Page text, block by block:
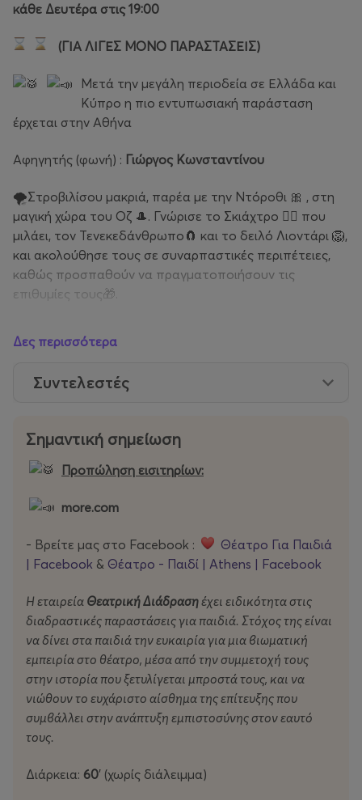
κάθε Δευτέρα στις 19:00
(ΓΙΑ ΛΙΓΕΣ ΜΟΝΟ ΠΑΡΑΣΤΑΣΕΙΣ)
Μετά την μεγάλη περιοδεία σε Ελλάδα και
Κύπρο η πιο εντυπωσιακή παράσταση
έρχεται στην Αθήνα
Αφηγητής (φωνή) : Γιώργος Κωνσταντίνου
🌪️Στροβιλίσου μακριά, παρέα µε την Ντόροθι 🎀 , στη
µαγική χώρα του Οζ 🎩. Γνώρισε το Σκιάχτρο 🧙‍♀️ που
µιλάει, τον Τενεκεδάνθρωπο🧲 και το δειλό Λιοντάρι 🦁,
και ακολούθησε τους σε συναρπαστικές περιπέτειες,
καθώς προσπαθούν να πραγματοποιήσουν τις
επιθυμίες τους🎁.
αισθάνονται παιδιά που μιλά για την φιλία, την
μαγική χώρα του Οζ.
Ντόροθι βρεθεί – κατά λάθος – στην μαγική χώρα του
Οζ;
Με πιο τρόπο θα καταφέρει να γυρίσει στον κόσμο μας
νοιάζεσαι μόνο για τον εαυτό σου ή να νοιάζεσαι και να
αγαπάς τους φίλους σου και την οικογένεια σου!
Γέλιο, φαντασία, παιχνίδι και πολλά μαγικάμέσα από
μια ιστορία γεμάτη κρυφά νοήματα για όλη την
οικογένεια!
Ένα φαντασμαγορικό θέαμα με πολύ χορό και
τραγούδι , υπέροχα αυθεντικά κοστούμια, μαγικά
κόλπα, όπου η συμμετοχή των μικρών θεατών
Δες περισσότερα
Συντελεστές
Σημαντική σημείωση
Προπώληση εισιτηρίων:
more.com
- Βρείτε μας στο Facebook :
Θέατρο Για Παιδιά
| Facebook & Θέατρo - Παιδί | Athens | Facebook
Η εταιρεία Θεατρική Διάδρασηέχει ειδικότητα στις
διαδραστικές παραστάσεις για παιδιά. Στόχος της είναι
να δίνει στα παιδιά την ευκαιρία για μια βιωματική
εμπειρία στο θέατρο, μέσα από την συμμετοχή τους
στην ιστορία που ξετυλίγεται μπροστά τους, και να
νιώθουν το ευχάριστο αίσθημα της επίτευξης που
συμβάλλει στην ανάπτυξη εμπιστοσύνης στον εαυτό
τους.
Διάρκεια: 60’ (χωρίς διάλειμμα)